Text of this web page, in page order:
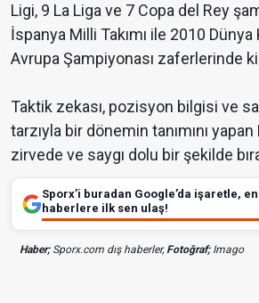
Ligi, 9 La Liga ve 7 Copa del Rey
İspanya Milli Takımı ile 2010 Dünya
Avrupa Şampiyonası zaferlerinde
Taktik zekası, pozisyon bilgisi ve
tarzıyla bir dönemin tanımını
zirvede ve saygı dolu bir şekilde
Sporx’i buradan Google’da işaretle, en
haberlere ilk sen ulaş!
Haber;Sporx.com dış haberler,Fotoğraf;Imago